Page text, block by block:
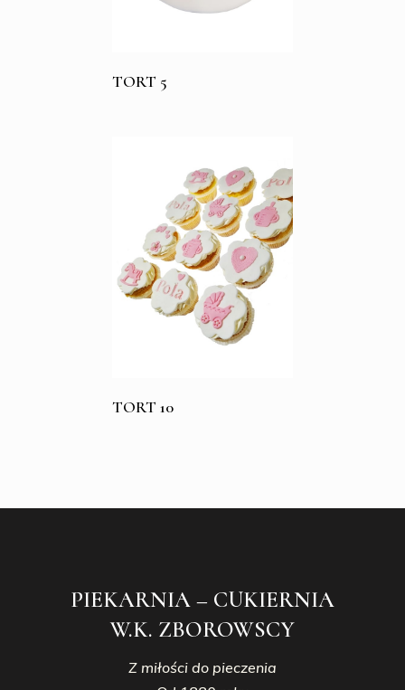
TORT 5
TORT 10
PIEKARNIA – CUKIERNIA
W.K. ZBOROWSCY
Z miłości do pieczenia